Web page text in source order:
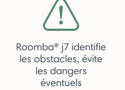
Roomba® j7 identifie
les obstacles, évite
les dangers
éventuels